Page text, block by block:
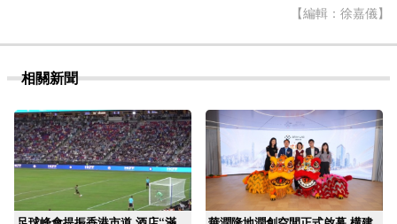
【編輯：徐嘉儀】
相關新聞